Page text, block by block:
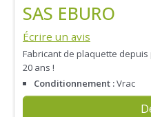
TROUVER SON
BLOG
ESPACE PRO
SAS EBURO
Écrire un avis
Fabricant de plaquette depuis
20 ans !
Conditionnement :Vrac